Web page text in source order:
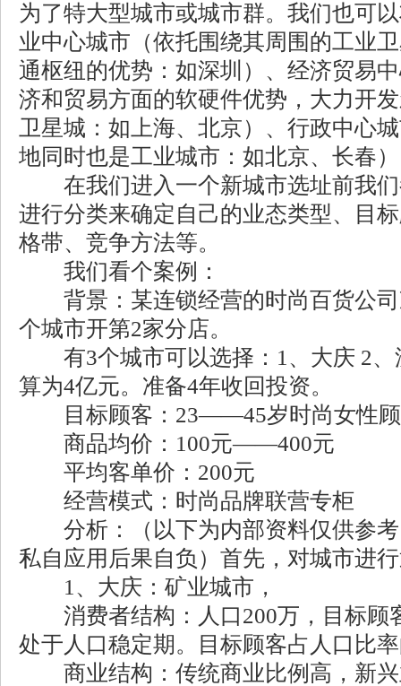
为了特大型城市或城市群。我们也可
业中心城市（依托围绕其周围的工业
通枢纽的优势：如深圳）、经济贸易
济和贸易方面的软硬件优势，大力开
卫星城：如上海、北京）、行政中心
地同时也是工业城市：如北京、长春
在我们进入一个新城市选址前我们
进行分类来确定自己的业态类型、目
格带、竞争方法等。
我们看个案例：
背景：某连锁经营的时尚百货公司
个城市开第2家分店。
有3个城市可以选择：1、大庆 2、
算为4亿元。准备4年收回投资。
目标顾客：23——45岁时尚女性
商品均价：100元——400元
平均客单价：200元
经营模式：时尚品牌联营专柜
分析：（以下为内部资料仅供参考
私自应用后果自负）首先，对城市进
1、大庆：矿业城市，
消费者结构：人口200万，目标顾
处于人口稳定期。目标顾客占人口比
商业结构：传统商业比例高，新兴